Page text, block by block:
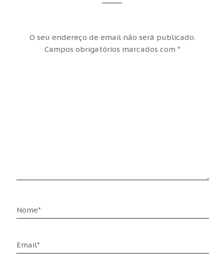
O seu endereço de email não será publicado.
Campos obrigatórios marcados com*